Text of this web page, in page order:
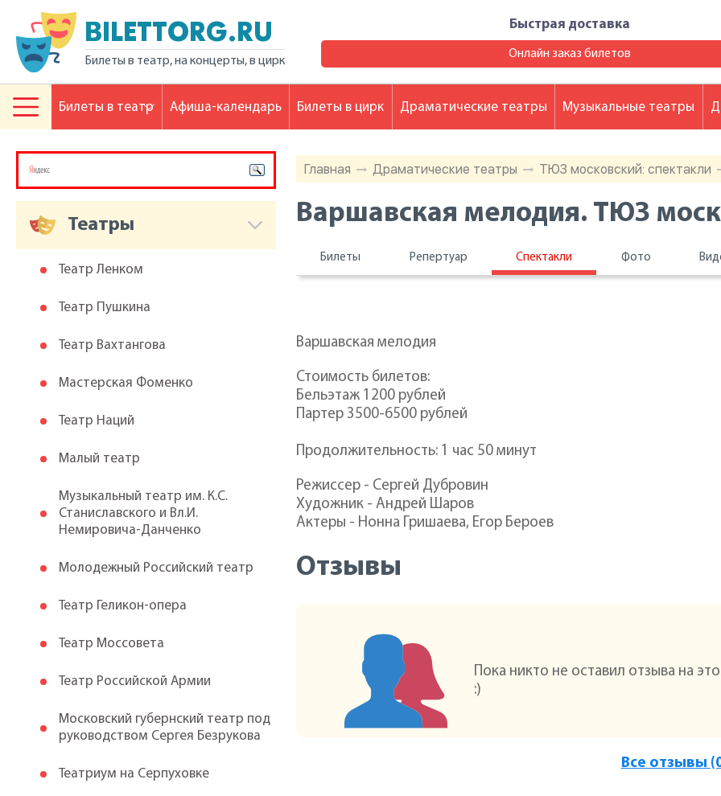
BILETTORG.RU
Билеты в театр, на концерты, в цирк
Быстрая доставка
Онлайн заказ билетов
Главная Драматические театры ТЮЗ московский: спектакли
Варшавская мелодия. ТЮЗ
Билеты Репертуар Спектакли Фото
Варшавская мелодия
Стоимость билетов:
Бельэтаж 1200 рублей
Партер 3500-6500 рублей
Продолжительность: 1 час 50 минут
Режиссер - Сергей Дубровин
Художник - Андрей Шаров
Актеры - Нонна Гришаева, Егор Бероев
Отзывы
Пока никто не оставил отзыва на
:)
Все отзывы
Театры
Театр Ленком
Театр Пушкина
Театр Вахтангова
Мастерская Фоменко
Театр Наций
Малый театр
Музыкальный театр им. К.С.
Станиславского и Вл.И.
Немировича-Данченко
Молодежный Российский театр
Театр Геликон-опера
Театр Моссовета
Театр Российской Армии
Московский губернский театр под
руководством Сергея Безрукова
Театриум на Серпуховке
Билеты в театр Афиша-календарь Билеты в цирк Драматические театры Музыкальные театры